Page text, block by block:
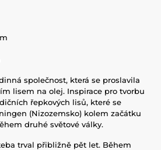
společnost, která se proslavila
lisem na olej. Inspirace pro tvorbu
řepkových lisů, které se
(Nizozemsko) kolem začátku
druhé světové války.
trval přibližně pět let. Během